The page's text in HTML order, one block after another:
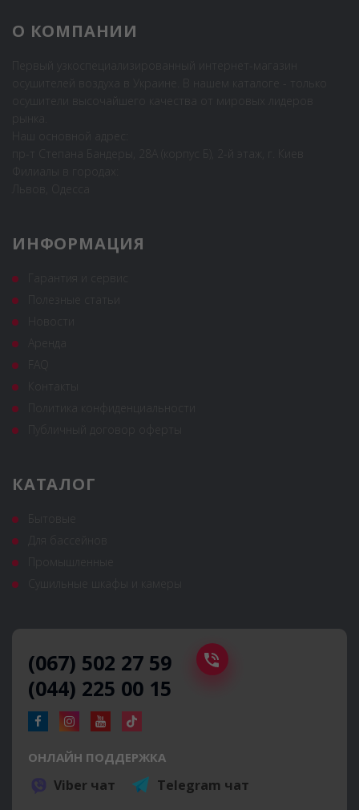
О КОМПАНИИ
ИНФОРМАЦИЯ
КАТАЛОГ
(067) 502 27 59
(044) 225 00 15
ОНЛАЙН ПОДДЕРЖКА
Viber чат Telegram чат